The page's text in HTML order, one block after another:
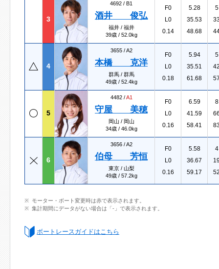
3
4692 / B1
酒井 俊弘
福井 / 福井
39歳 / 52.0kg
F0
L0
0.14
5.28
35.53
48.68
4
3655 /A2
本橋 克洋
群馬 / 群馬
49歳 / 52.4kg
F0
L0
0.18
5.94
35.51
61.68
5
4482 /A1
守屋 美穂
岡山 / 岡山
34歳 / 46.0kg
F0
L0
0.16
6.59
41.59
58.41
6
3656 /A2
伯母 芳恒
東京 / 山梨
49歳 / 57.2kg
F0
L0
0.16
5.58
36.67
59.17
モーター・ボート変更時は赤で表示されます。
集計期間にデータがない場合は「-」で表示されます。
ボートレースガイドはこちら